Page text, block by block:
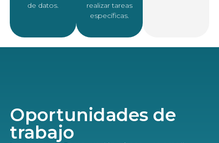
de datos.
realizar tareas
específicas.
Oportunidades de
trabajo